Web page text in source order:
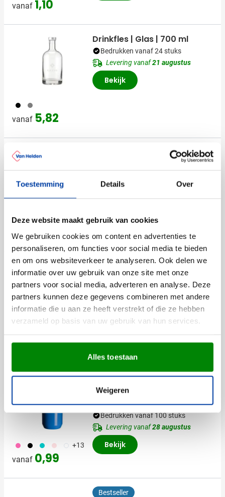
Toestemming Details Over
Deze website maakt gebruik van cookies
We gebruiken cookies om content en advertenties te
personaliseren, om functies voor social media te bieden
en om ons websiteverkeer te analyseren. Ook delen we
informatie over uw gebruik van onze site met onze
partners voor social media, adverteren en analyse. Deze
partners kunnen deze gegevens combineren met andere
informatie die u aan ze heeft verstrekt of die ze hebben
verzameld op basis van uw gebruik van hun services.
Alles toestaan
Weigeren
vanaf 1,10
001 032
vanaf 5,82
Drinkfles | Glas | 700 ml
Bedrukken vanaf 24 stuks
Levering vanaf21 augustus
Bekijk
452001024002 487 +4
vanaf 0,20
Polsbandje Festival
Bedrukken vanaf 250 stuks
vanaf 0,95
Bestseller
(2)
BIC® J26 aansteker Maxi
Bedrukken vanaf 300 stuks
Levering vanaf28 augustus
490 001 343 442 970 +13
vanaf 0,99
Bestseller
Tacx bidon Shiva [500 ml]
Bedrukken vanaf 100 stuks
Levering vanaf28 augustus
Bekijk
Bestseller